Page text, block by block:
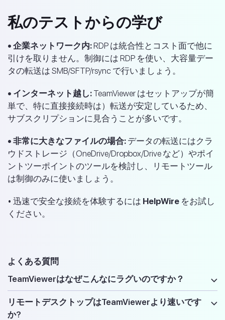
私のテストからの学び
• 企業ネットワーク内:RDP は統合性とコスト面で他に
引けを取りません。制御には RDP を使い、大容量デー
タの転送は SMB/SFTP/rsync で行いましょう。
• インターネット越し: TeamViewer はセットアップが簡
単で、特に直接接続時は）転送が安定しているため、
サブスクリプションに見合うことが多いです。
• 非常に大きなファイルの場合: データの転送にはクラ
ウドストレージ（OneDrive/Dropbox/Drive など）やポイ
ントツーポイントのツールを検討し、リモートツール
は制御のみに使いましょう。
• 迅速で安全な接続を体験するには HelpWire をお試し
ください。
よくある質問
TeamViewerはなぜこんなにラグいのですか？
リモートデスクトップはTeamViewerより速いです
か?